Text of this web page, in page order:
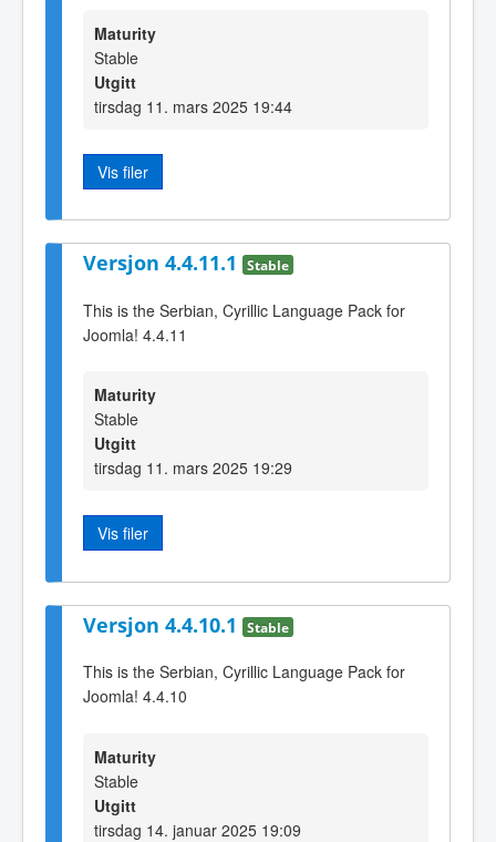
Maturity
Stable
Utgitt
tirsdag 11. mars 2025 19:44
Vis filer
Versjon 4.4.11.1 Stable
This is the Serbian, Cyrillic Language Pack for
Joomla! 4.4.11
Maturity
Stable
Utgitt
tirsdag 11. mars 2025 19:29
Vis filer
Versjon 4.4.10.1 Stable
This is the Serbian, Cyrillic Language Pack for
Joomla! 4.4.10
Maturity
Stable
Utgitt
tirsdag 14. januar 2025 19:09